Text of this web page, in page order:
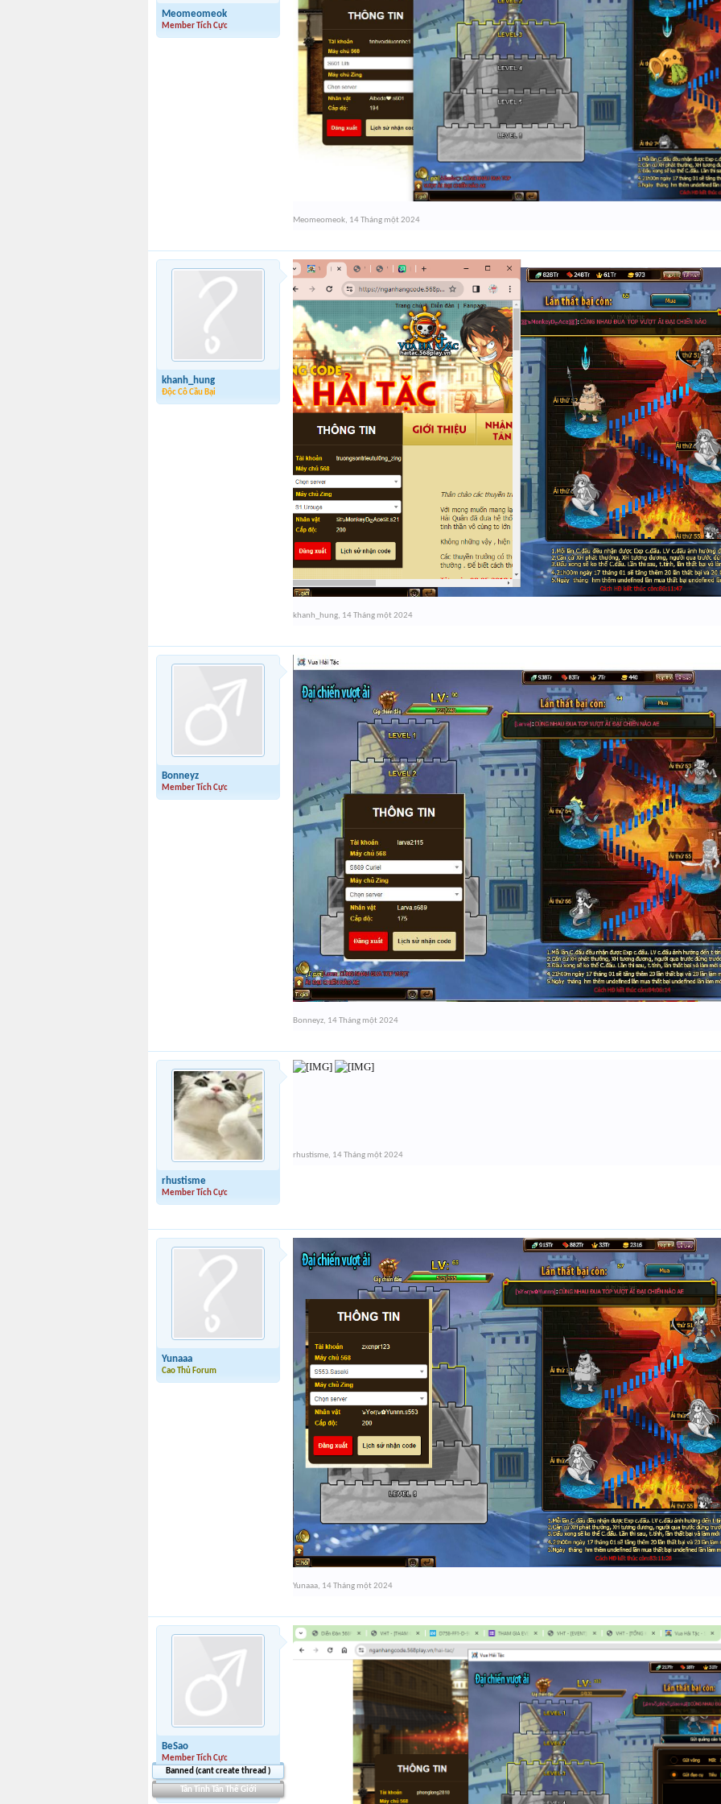
Meomeomeok
Member Tích Cực
Meomeomeok, 14 Tháng một 2024
khanh_hung
Độc Cô Cầu Bại
khanh_hung, 14 Tháng một 2024
Bonneyz
Member Tích Cực
Bonneyz, 14 Tháng một 2024
rhustisme
Member Tích Cực
rhustisme, 14 Tháng một 2024
Yunaaa
Cao Thủ Forum
Yunaaa, 14 Tháng một 2024
BeSao
Member Tích Cực
Banned (cant create thread )
Tân Tinh Tân Thế Giới